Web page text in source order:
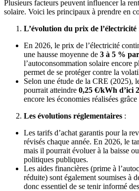
Plusieurs facteurs peuvent influencer la
solaire. Voici les principaux à prendre en
L’évolution du prix de l’électricité
En 2026, le prix de l’électricité
une hausse moyenne de 3 à 5 %
l’autoconsommation solaire encore
permet de se protéger contre la
Selon une étude de la CRE (2025),
pourrait atteindre 0,25 €/kWh d’ici
encore les économies réalisées
Les évolutions réglementaires :
Les tarifs d’achat garantis pour la
révisés chaque année. En 2026, le
mais il pourrait évoluer à la baisse
politiques publiques.
Les aides financières (prime à
réduite) sont également soumises à
donc essentiel de se tenir informé